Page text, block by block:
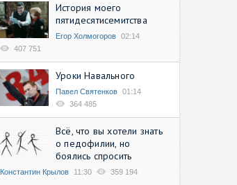
История моего
пятидесятисемитства
Егор Холмогоров 02:14
407 751
Уроки Навального
Павел Святенков 01:14
364 485
Всё, что вы хотели знать
о педофилии, но
боялись спросить
Константин Крылов 11:30 359 194